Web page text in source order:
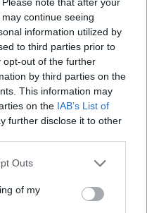
continue seeing
information utilized by
to third parties prior to
opt-out of the further
by third parties on the
This information may
on the IAB’s List of
further disclose it to other
one or more Google
You may click to
its third-party tags to
Outs
of my
LinkedIn Tumblr
ΕΠΌΜΕΝΟ ΆΡΘΡΟ
Στο μικροσκόπιο της Κομισιόν
1.236 φοροαπαλλαγές – Τι
ακίνητα και οχήματα